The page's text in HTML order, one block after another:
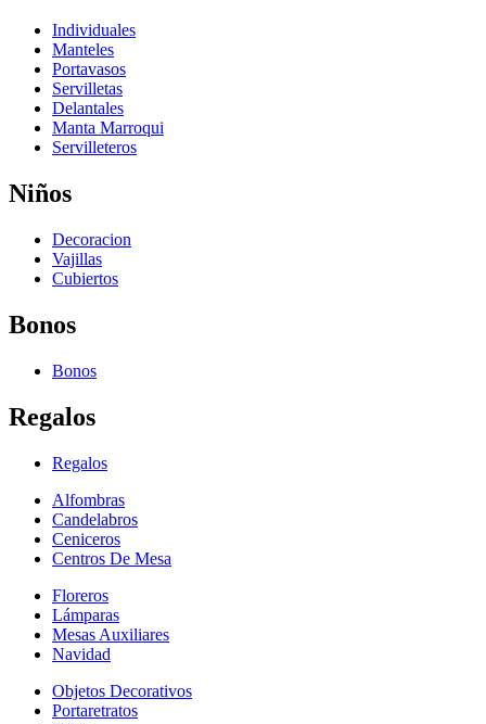
Individuales
Manteles
Portavasos
Servilletas
Delantales
Manta Marroqui
Servilleteros
Niños
Decoracion
Vajillas
Cubiertos
Bonos
Bonos
Regalos
Regalos
Alfombras
Candelabros
Ceniceros
Centros De Mesa
Floreros
Lámparas
Mesas Auxiliares
Navidad
Objetos Decorativos
Portaretratos